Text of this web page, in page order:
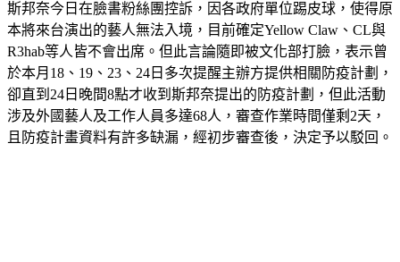
斯邦奈今日在臉書粉絲團控訴，因各政府單位踢皮球，使得原
本將來台演出的藝人無法入境，目前確定Yellow Claw、CL與
R3hab等人皆不會出席。但此言論隨即被文化部打臉，表示曾
於本月18、19、23、24日多次提醒主辦方提供相關防疫計劃，
卻直到24日晚間8點才收到斯邦奈提出的防疫計劃，但此活動
涉及外國藝人及工作人員多達68人，審查作業時間僅剩2天，
且防疫計畫資料有許多缺漏，經初步審查後，決定予以駁回。